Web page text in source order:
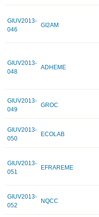
GIUV2013-
046
GI2AM
GIUV2013-
048
ADHEME
GIUV2013-
049
GROC
GIUV2013-
050
ECOLAB
GIUV2013-
051
EFRAREME
GIUV2013-
052
NQCC